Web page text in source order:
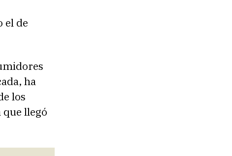
el de
ha
los
llegó